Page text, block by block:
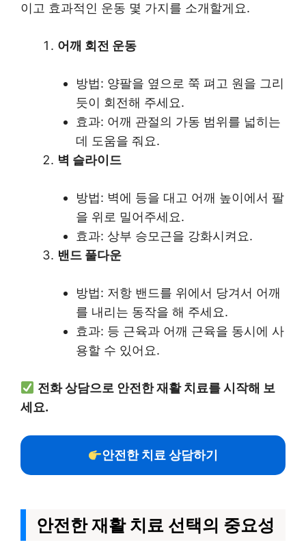
이고 효과적인 운동 몇 가지를 소개할게요.
어깨 회전 운동
방법: 양팔을 옆으로 쭉 펴고 원을 그리
듯이 회전해 주세요.
효과: 어깨 관절의 가동 범위를 넓히는
데 도움을 줘요.
벽 슬라이드
방법: 벽에 등을 대고 어깨 높이에서 팔
을 위로 밀어주세요.
효과: 상부 승모근을 강화시켜요.
밴드 풀다운
방법: 저항 밴드를 위에서 당겨서 어깨
를 내리는 동작을 해 주세요.
효과: 등 근육과 어깨 근육을 동시에 사
용할 수 있어요.
전화 상담으로 안전한 재활 치료를 시작해 보
세요.
안전한 치료 상담하기
안전한 재활 치료 선택의 중요성